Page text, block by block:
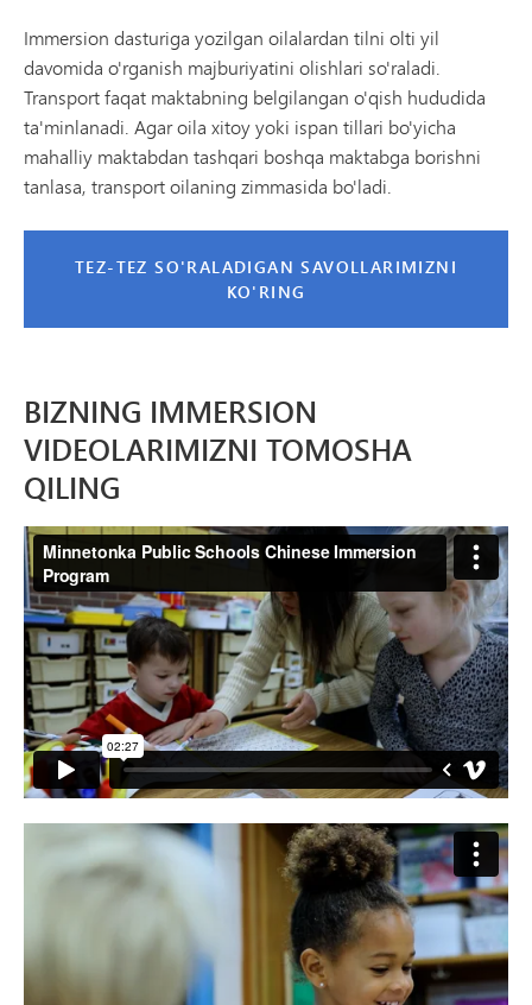
Immersion dasturiga yozilgan oilalardan tilni olti yil
davomida o'rganish majburiyatini olishlari so'raladi.
Transport faqat maktabning belgilangan o'qish hududida
ta'minlanadi. Agar oila xitoy yoki ispan tillari bo'yicha
mahalliy maktabdan tashqari boshqa maktabga borishni
tanlasa, transport oilaning zimmasida bo'ladi.
TEZ-TEZ SO'RALADIGAN SAVOLLARIMIZNI
KO'RING
BIZNING IMMERSION
VIDEOLARIMIZNI TOMOSHA
QILING